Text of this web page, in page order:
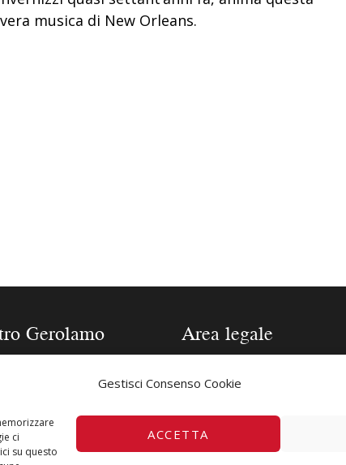
Gestisci Consenso Cookie
ci
su questo
ACCETTA
musica di New Orleans.
Gerolamo
Direttore
i biglietti
Area legale
Contatti
Cookie Policy